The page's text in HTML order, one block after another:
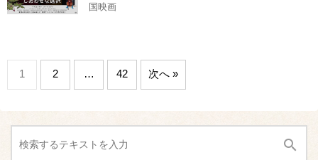
国映画
1 2 … 42 次へ »